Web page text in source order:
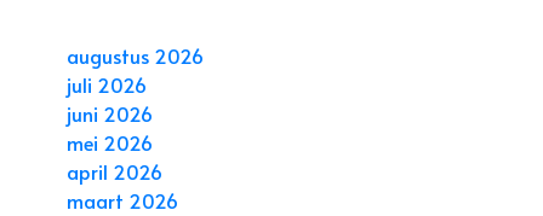
augustus 2026
juli 2026
juni 2026
mei 2026
april 2026
maart 2026